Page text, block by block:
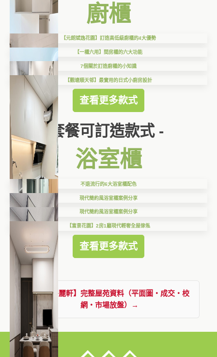
廚櫃
【元朗斌逸花園】訂造高低級廚櫃的4大優勢
【一櫃六用】間房櫃的六大功能
7個關於訂造廚櫃的小知識
【觀塘順天邨】最實用的日式小廚房設計
查看更多款式
套餐可訂造款式 -
浴室櫃
不退流行的6大浴室櫃配色
現代簡約風浴室櫃案例分享
現代簡約風浴室櫃案例分享
【富景花園】2房1廳現代輕奢全屋傢俬
查看更多款式
查看【碧麗軒】完整屋苑資料（平面圖・成交・校
網・市場放盤）→